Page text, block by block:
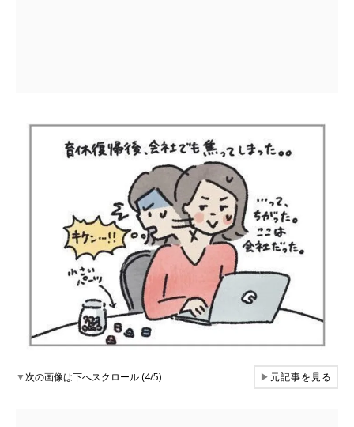
▼次の画像は下へスクロール (4/5) ▶元記事を見る